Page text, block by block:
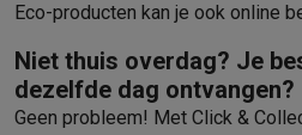
Eco-producten kan je ook online
Niet thuis overdag? Je
dezelfde dag ontvangen?
Geen probleem! Met Click &